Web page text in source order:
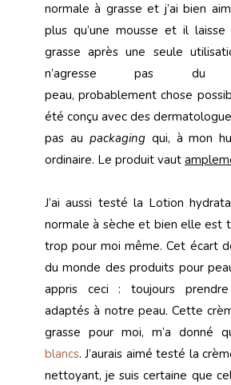
normale à grasse et j’ai bien
plus qu’une mousse et il
grasse après une seule
n’agresse pas
peau, probablement chose
été conçu avec des
pas au packaging qui, à mon
ordinaire. Le produit vaut
J’ai aussi testé la Lotion
normale à sèche et bien elle est
trop pour moi même. Cet écart
du monde des produits pour
appris ceci : toujours
adaptés à notre peau. Cette
grasse pour moi, m’a donné
blancs. J’aurais aimé testé la
nettoyant, je suis certaine que